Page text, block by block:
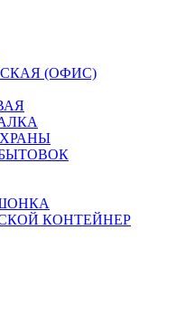
(ОФИС)
КОНТЕЙНЕР